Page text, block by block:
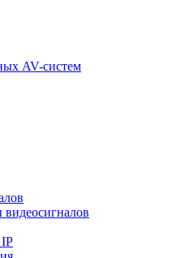
AV-систем